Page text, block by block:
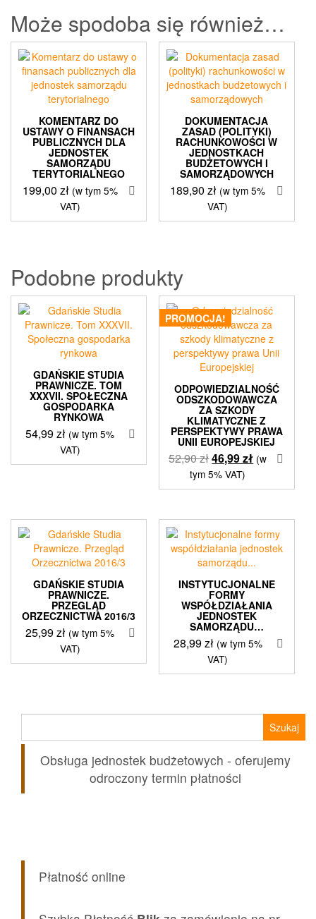
Może spodoba się również…
KOMENTARZ DO
USTAWY O FINANSACH
PUBLICZNYCH DLA
JEDNOSTEK
SAMORZĄDU
TERYTORIALNEGO
199,00 zł (w tym 5%
VAT)
DOKUMENTACJA
ZASAD (POLITYKI)
RACHUNKOWOŚCI W
JEDNOSTKACH
BUDŻETOWYCH I
SAMORZĄDOWYCH
189,90zł (w tym 5%
VAT)
Podobne produkty
GDAŃSKIE STUDIA
PRAWNICZE. TOM
XXXVII. SPOŁECZNA
GOSPODARKA
RYNKOWA
54,99zł (w tym 5%
VAT)
PROMOCJA!
ODPOWIEDZIALNOŚĆ
ODSZKODOWAWCZA
ZA SZKODY
KLIMATYCZNE Z
PERSPEKTYWY PRAWA
UNII EUROPEJSKIEJ
52,90złPierwotna
cena
wynosiła:
46,99złAktualna
wynosi:
(w
tym 5% VAT)
GDAŃSKIE STUDIA
PRAWNICZE.
PRZEGLĄD
ORZECZNICTWA 2016/3
25,99zł (w tym 5%
VAT)
INSTYTUCJONALNE
FORMY
WSPÓŁDZIAŁANIA
JEDNOSTEK
SAMORZĄDU…
28,99zł (w tym 5%
VAT)
Obsługa jednostek budżetowych - oferujemy
odroczony termin płatności
Płatność online